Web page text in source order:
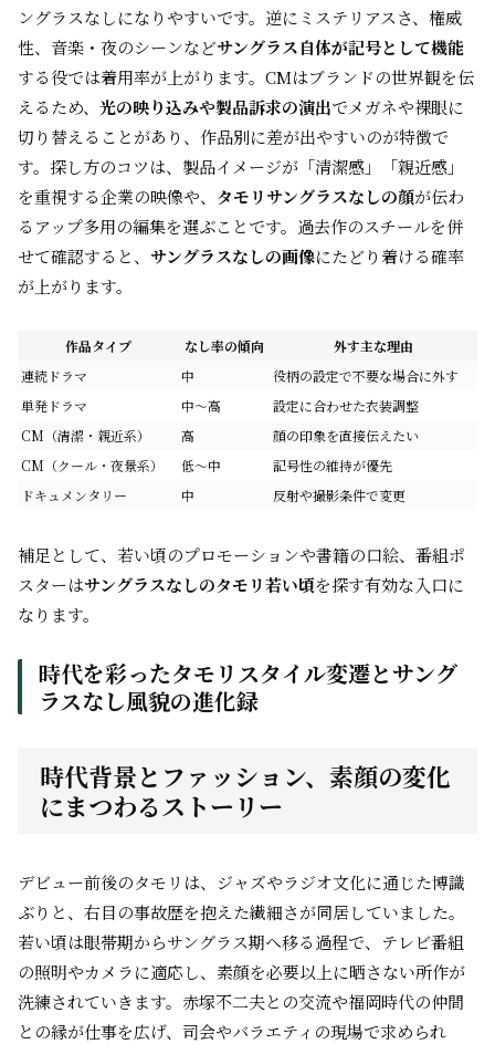
ングラスなしになりやすいです。逆にミステリアスさ、権威
性、音楽・夜のシーンなどサングラス自体が記号として機能
する役では着用率が上がります。CMはブランドの世界観を伝
えるため、 光の映り込みや製品訴求の演出でメガネや裸眼に
切り替えることがあり、作品別に差が出やすいのが特徴で
す。探し方のコツは、製品イメージが「清潔感」「親近感」
を重視する企業の映像や、 タモリサングラスなしの顔が伝わ
るアップ多用の編集を選ぶことです。過去作のスチールを併
せて確認すると、 サングラスなしの画像にたどり着ける確率
が上がります。
作品タイプ なし率の傾向
外す主な理由
連続ドラマ
中
役柄の設定で不要な場合に外す
単発ドラマ
中〜高
設定に合わせた衣装調整
CM（清潔・親近系）
高
顔の印象を直接伝えたい
CM（クール・夜景系）
低〜中
記号性の維持が優先
ドキュメンタリー
中 反射や撮影条件で変更
補足として、若い頃のプロモーションや書籍の口絵、番組ポ
スターはサングラスなしのタモリ若い頃を探す有効な入口に
なります。
時代を彩ったタモリスタイル変遷とサング
ラスなし風貌の進化録
時代背景とファッション、素顔の変化
にまつわるストーリー
デビュー前後のタモリは、ジャズやラジオ文化に通じた博識
ぶりと、右目の事故歴を抱えた繊細さが同居していました。
若い頃は眼帯期からサングラス期へ移る過程で、テレビ番組
の照明やカメラに適応し、素顔を必要以上に晒さない所作が
洗練されていきます。赤塚不二夫との交流や福岡時代の仲間
との縁が仕事を広げ、司会やバラエティの現場で求められ